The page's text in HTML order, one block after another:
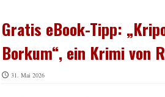
Gratis eBook-Tipp:
Borkum“, ein Krimi von
31. Mai 2026